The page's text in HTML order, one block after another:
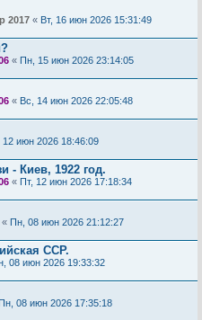
2017 « Вт, 16 июн 2026 15:31:49
« Пн, 15 июн 2026 23:14:05
« Вс, 14 июн 2026 22:05:48
12 июн 2026 18:46:09
- Киев, 1922 год.
« Пт, 12 июн 2026 17:18:34
« Пн, 08 июн 2026 21:12:27
ССР.
08 июн 2026 19:33:32
08 июн 2026 17:35:18